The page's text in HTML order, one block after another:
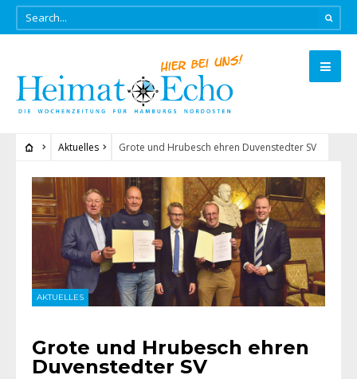
Aktuelles Grote und Hrubesch ehren Duvenstedter SV
AKTUELLES
Grote und Hrubesch ehren
Duvenstedter SV